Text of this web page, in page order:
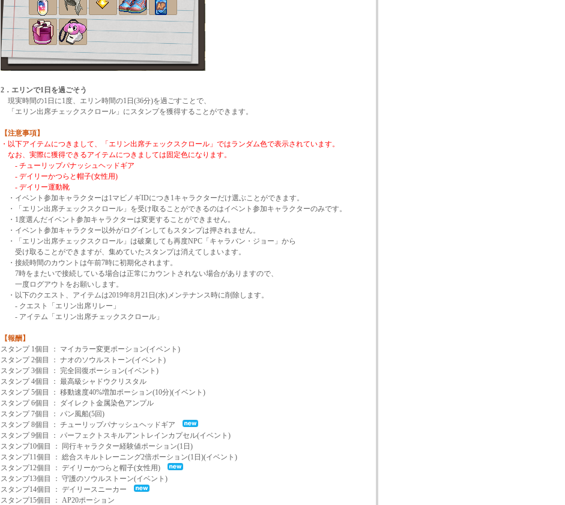
2．エリンで1日を過ごそう
現実時間の1日に1度、エリン時間の1日(36分)を過ごすことで、
「エリン出席チェックスクロール」にスタンプを獲得することができます。
【注意事項】
・以下アイテムにつきまして、「エリン出席チェックスクロール」ではランダム色で表示されています。
なお、実際に獲得できるアイテムにつきましては固定色になります。
- チューリップパナッシュヘッドギア
- デイリーかつらと帽子(女性用)
- デイリー運動靴
・イベント参加キャラクターは1マビノギIDにつき1キャラクターだけ選ぶことができます。
・「エリン出席チェックスクロール」を受け取ることができるのはイベント参加キャラクターのみです。
・1度選んだイベント参加キャラクターは変更することができません。
・イベント参加キャラクター以外がログインしてもスタンプは押されません。
・「エリン出席チェックスクロール」は破棄しても再度NPC「キャラバン・ジョー」から
受け取ることができますが、集めていたスタンプは消えてしまいます。
・接続時間のカウントは午前7時に初期化されます。
7時をまたいで接続している場合は正常にカウントされない場合がありますので、
一度ログアウトをお願いします。
・以下のクエスト、アイテムは2019年8月21日(水)メンテナンス時に削除します。
- クエスト「エリン出席リレー」
- アイテム「エリン出席チェックスクロール」
【報酬】
スタンプ 1個目 ： マイカラー変更ポーション(イベント)
スタンプ 2個目 ： ナオのソウルストーン(イベント)
スタンプ 3個目 ： 完全回復ポーション(イベント)
スタンプ 4個目 ： 最高級シャドウクリスタル
スタンプ 5個目 ： 移動速度40%増加ポーション(10分)(イベント)
スタンプ 6個目 ： ダイレクト金属染色アンプル
スタンプ 7個目 ： パン風船(5回)
スタンプ 8個目 ： チューリップパナッシュヘッドギア
スタンプ 9個目 ： パーフェクトスキルアントレインカプセル(イベント)
スタンプ10個目 ： 同行キャラクター経験値ポーション(1日)
スタンプ11個目 ： 総合スキルトレーニング2倍ポーション(1日)(イベント)
スタンプ12個目 ： デイリーかつらと帽子(女性用)
スタンプ13個目 ： 守護のソウルストーン(イベント)
スタンプ14個目 ： デイリースニーカー
スタンプ15個目 ： AP20ポーション